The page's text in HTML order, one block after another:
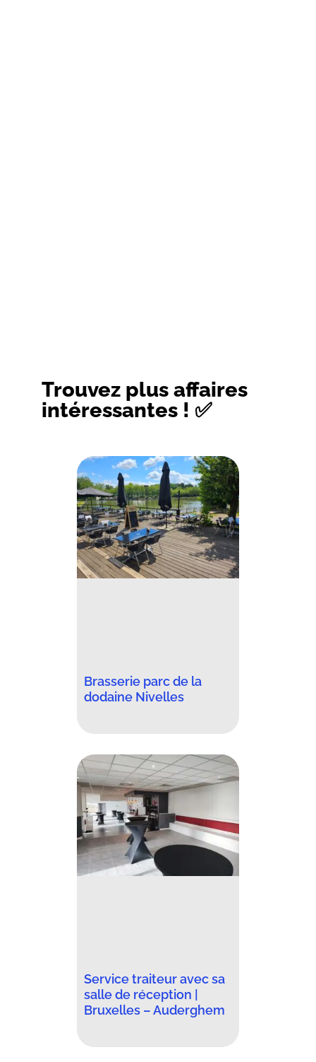
Trouvez plus affaires
intéressantes ! ✅
Brasserie parc de la
dodaine Nivelles
Service traiteur avec sa
salle de réception |
Bruxelles – Auderghem